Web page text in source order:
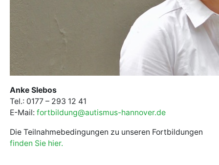
Anke Slebos
Tel.: 0177 – 293 12 41
E-Mail: fortbildung@autismus-hannover.de
Die Teilnahmebedingungen zu unseren Fortbildungen
finden Sie hier.